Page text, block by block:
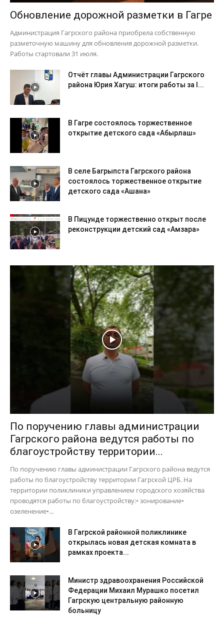
Обновление дорожной разметки в Гагре
Администрация Гагрского района приобрела собственную
разметочную машину для обновления дорожной разметки.
Работы стартовали 31 июля.
Отчёт главы Администрации Гагрского
района Юрия Хагуш: итоги работы за I...
В Гагре состоялось торжественное
открытие детского сада «Абырлаш»
В селе Багрыпста Гагрского района
состоялось торжественное открытие
детского сада «Ашана»
В Пицунде торжественно открыт после
реконструкции детский сад «Амзара»
По поручению главы администрации
Гагрского района ведутся работы по
благоустройству территории...
По поручению главы администрации Гагрского района ведутся
работы по благоустройству территории Гагрской ЦРБ. На
территории поликлиники управлением городского хозяйства
проводятся работы по благоустройству:• зонирование•
озеленение•...
В Гагрской районной поликлинике
открылась новая детская комната в
рамках проекта...
Министр здравоохранения Российской
Федерации Михаил Мурашко посетил
Гагрскую центральную районную
больницу